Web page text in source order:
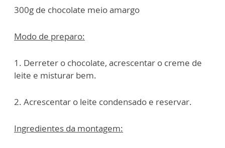
300g de chocolate meio amargo
Modo de preparo:
1. Derreter o chocolate, acrescentar o creme de
leite e misturar bem.
2. Acrescentar o leite condensado e reservar.
Ingredientes da montagem: